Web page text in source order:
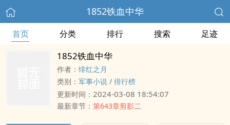
1852铁血中华
首页 分类 排行 搜索 足迹
1852铁血中华
作者： 绯红之月
类别： 军事小说 / 排行榜
更新时间： 2024-03-08 18:54:07
最新章节： 第643章剪影二